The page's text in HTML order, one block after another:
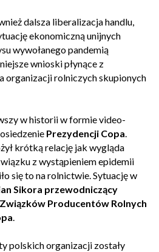
dalsza liberalizacja handlu,
ekonomiczną unijnych
wywołanego pandemią
wnioski płynące z
organizacji rolniczych skupionych
w historii w formie video-
Prezydencji Copa.
krótką relację jak wygląda
z wystąpieniem epidemii
się to na rolnictwie. Sytuację w
Sikora przewodniczący
Producentów Rolnych
.
polskich organizacji zostały